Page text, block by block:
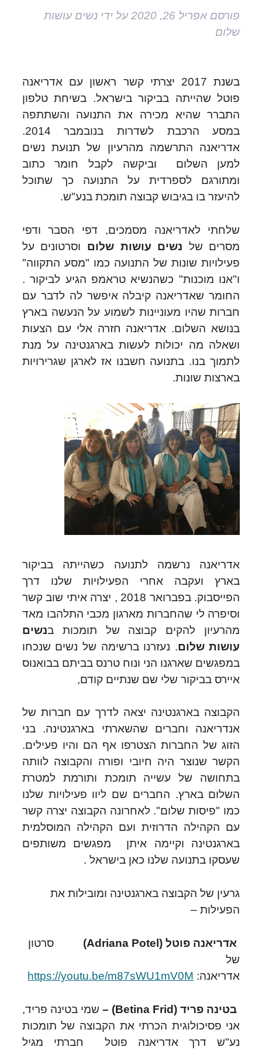
פורסם אפריל 26, 2020 על ידי נשים עושות
שלום
בשנת 2017 יצרתי קשר ראשון עם אדריאנה
פוטל שהייתה בביקור בישראל. בשיחת טלפון
התברר שהיא מכירה את התנועה והשתתפה
במסע הרכבת לשדרות בנובמבר 2014.
אדריאנה התרשמה מהרעיון של תנועת נשים
למען השלום וביקשה לקבל חומר כתוב
ומתורגם לספרדית על התנועה כך שתוכל
להיעזר בו בגיבוש קבוצה תומכת בנע"ש.
שלחתי לאדריאנה מסמכים, דפי הסבר ודפי
מסרים של נשים עושות שלום וסרטונים על
פעילויות שונות של התנועה כמו "מסע התקווה"
ו"אנו מוכנות" כשהנשיא טראמפ הגיע לביקור .
החומר שאדריאנה קיבלה איפשר לה לדבר עם
חברות שהיו מעוניינות לשמוע על הנעשה בארץ
בנושא השלום. אדריאנה חזרה אלי עם הצעות
ושאלה מה יכולות לעשות בארגנטינה על מנת
לתמוך בנו. בתנועה חשבנו אז לארגן שגרירויות
בארצות שונות.
אדריאנה נרשמה לתנועה כשהייתה בביקור
בארץ ועקבה אחרי הפעילויות שלנו דרך
הפייסבוק. בפברואר 2018 , יצרה איתי שוב קשר
וסיפרה לי שהחברות מארגון מכבי התלהבו מאד
מהרעיון להקים קבוצה של תומכות בנשים
עושות שלום. נעזרנו ברשימה של נשים שנכחו
במפגשים שארגנו הני ונוח טרנס בביתם בבואנוס
איירס בביקור שלי שם שנתיים קודם,
הקבוצה בארגנטינה יצאה לדרך עם חברות של
אנדריאנה וחברים שהשארתי בארגנטינה. בני
הזוג של החברות הצטרפו אף הם והיו פעילים.
הקשר שנוצר היה חיובי ופורה והקבוצה לוותה
בתחושה של עשייה תומכת ותורמת למטרת
השלום בארץ. החברים שם ליוו פעילויות שלנו
כמו "פיסות שלום". לאחרונה הקבוצה יצרה קשר
עם הקהילה הדרוזית ועם הקהילה המוסלמית
בארגנטינה וקיימה איתן מפגשים משותפים
שעסקו בתנועה שלנו כאן בישראל .
גרעין של הקבוצה בארגנטינה ומובילות את
הפעילות –
אדריאנה פוטל (Adriana Potel)
סרטון
של
אדריאנה: https://youtu.be/m87sWU1mV0M
בטינה פריד (Betina Frid
) – שמי בטינה פריד,
אני פסיכולוגית הכרתי את הקבוצה של תומכות
נע"ש דרך אדריאנה פוטל חברתי מגיל